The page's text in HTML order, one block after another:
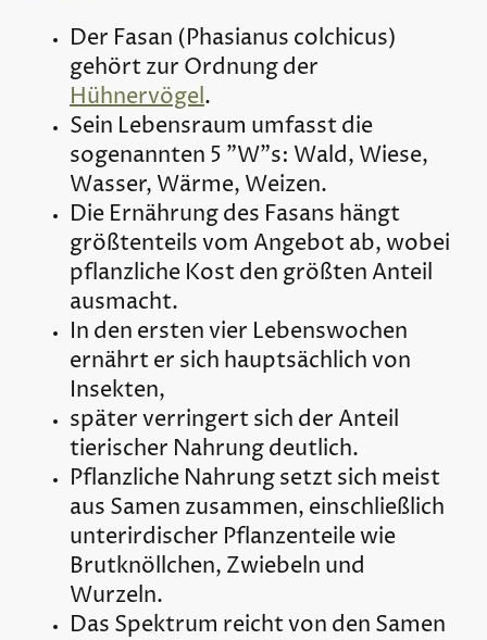
Der Fasan (Phasianus colchicus)
gehört zur Ordnung der
Hühnervögel.
Sein Lebensraum umfasst die
sogenannten 5 "W"s: Wald, Wiese,
Wasser, Wärme, Weizen.
Die Ernährung des Fasans hängt
größtenteils vom Angebot ab, wobei
pflanzliche Kost den größten Anteil
ausmacht.
In den ersten vier Lebenswochen
ernährt er sich hauptsächlich von
Insekten,
später verringert sich der Anteil
tierischer Nahrung deutlich.
Pflanzliche Nahrung setzt sich meist
aus Samen zusammen, einschließlich
unterirdischer Pflanzenteile wie
Brutknöllchen, Zwiebeln und
Wurzeln.
Das Spektrum reicht von den Samen